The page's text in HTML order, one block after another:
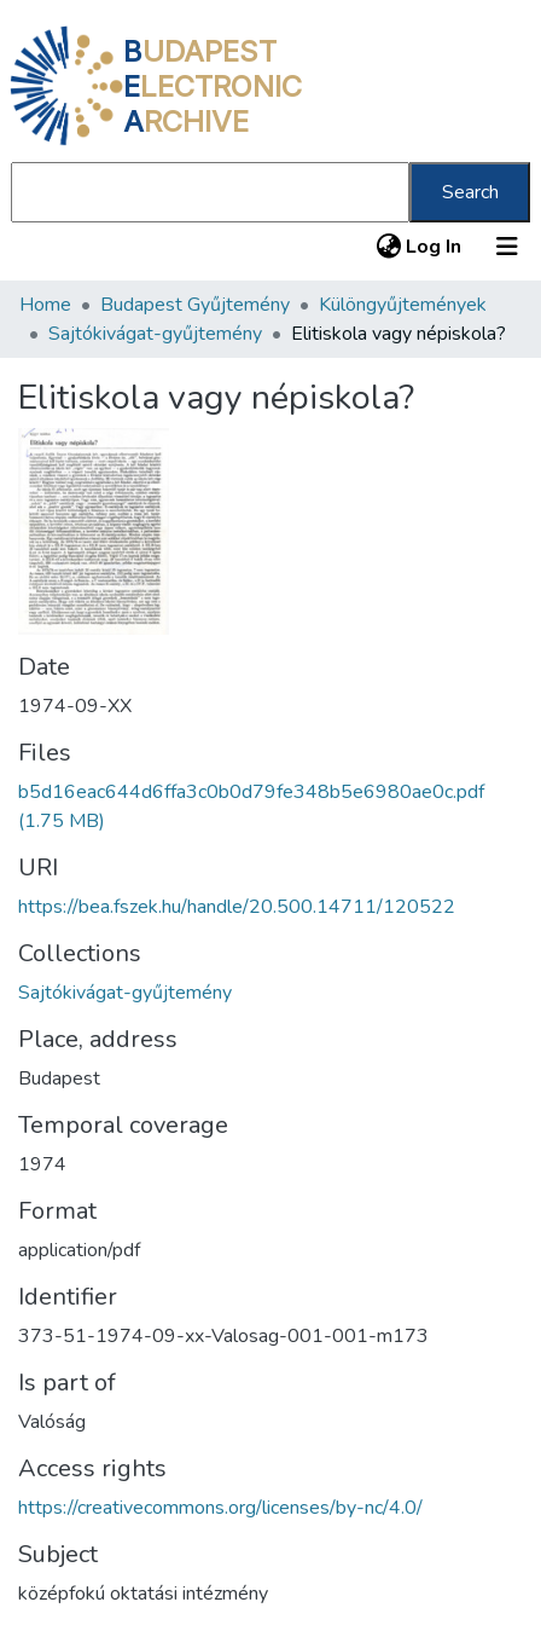
BUDAPEST
ELECTRONIC
ARCHIVE
Search
Log In (current)
Communities & Collections
Statistics
About us
Home Budapest Gyűjtemény
Különgyűjtemények
Sajtókivágat-gyűjtemény
Elitiskola vagy népiskola?
Elitiskola vagy népiskola?
Date
1974-09-XX
Files
b5d16eac644d6ffa3c0b0d79fe348b5e6980ae0c.pdf
(1.75 MB)
URI
https://bea.fszek.hu/handle/20.500.14711/120522
Collections
Sajtókivágat-gyűjtemény
Place, address
Budapest
Temporal coverage
1974
Format
application/pdf
Identifier
373-51-1974-09-xx-Valosag-001-001-m173
Is part of
Valóság
Access rights
https://creativecommons.org/licenses/by-nc/4.0/
Subject
középfokú oktatási intézmény